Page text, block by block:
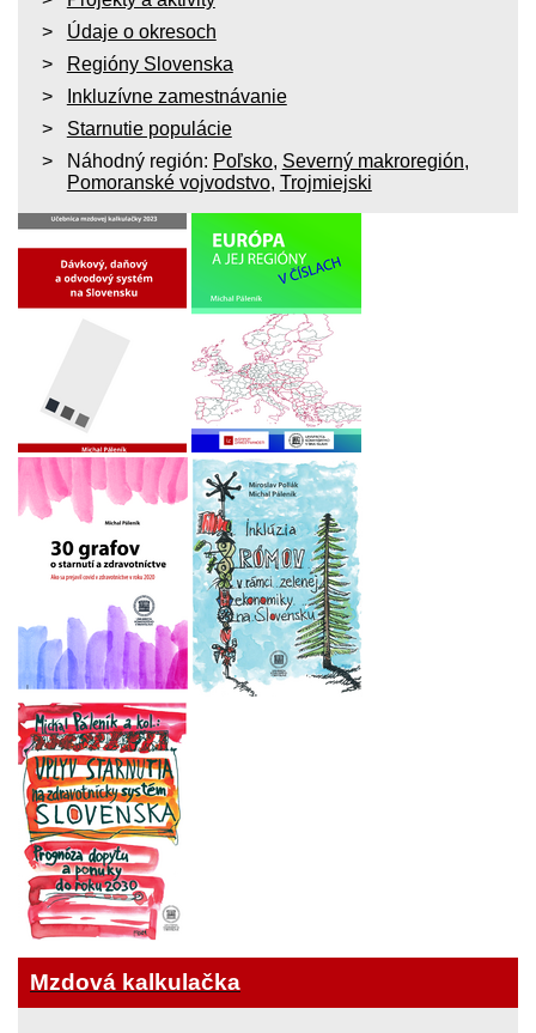
Údaje o okresoch
Regióny Slovenska
Inkluzívne zamestnávanie
Starnutie populácie
Náhodný región: Poľsko, Severný makroregión,
Pomoranské vojvodstvo, Trojmiejski
Mzdová kalkulačka